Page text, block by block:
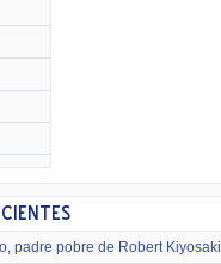
padre pobre de Robert Kiyosaki